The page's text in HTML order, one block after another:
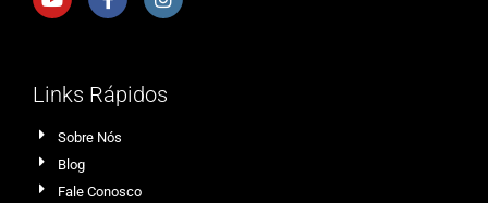
Links Rápidos
Sobre Nós
Blog
Fale Conosco